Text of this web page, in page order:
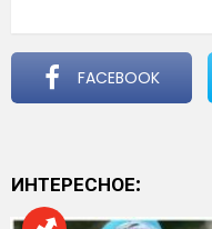
FACEBOOK
ИНТЕРЕСНОЕ: